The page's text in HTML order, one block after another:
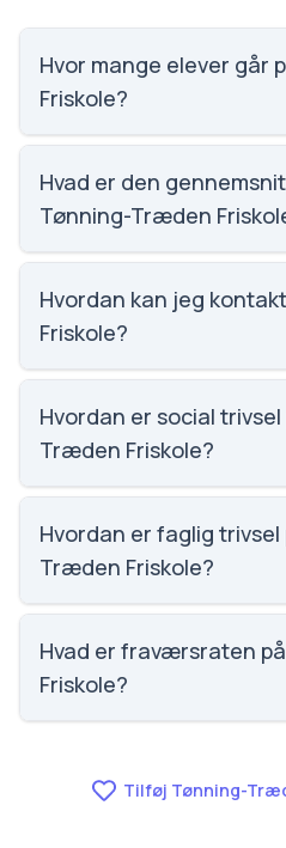
Hvor mange elever går
Friskole?
Tønning-Træden Friskole
den til nummer 1364 ud af
Hvad er den
Tønning-Træden
Karaktergennemsnittet på
Friskole er 8, nummer 361
Hvordan kan jeg
Friskole?
Email:
Adresse: Tønning-Træden
8740 Brædstrup. Skoleleder:
Hvordan er social
Træden Friskole?
Vi har ikke data om social
Friskole.
Hvordan er faglig
Træden Friskole?
Vi har ikke data om faglig
Friskole.
Hvad er fraværsraten
Friskole?
Tilføj Tønning-